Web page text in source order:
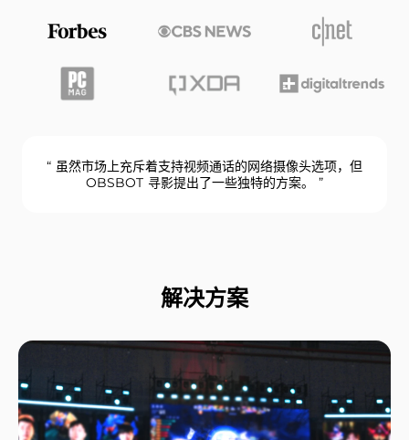
“ 虽然市场上充斥着支持视频通话的网络摄像头选项，但
OBSBOT 寻影提出了一些独特的方案。 ”
解决方案